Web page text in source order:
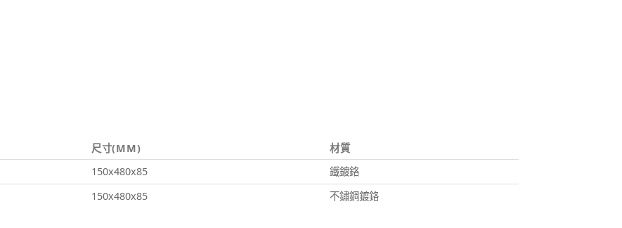
尺寸(MM)
材質
150x480x85
鐵鍍鉻
150x480x85 不鏽鋼鍍鉻